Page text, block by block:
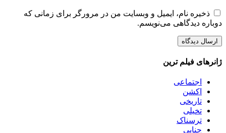
ذخیره نام، ایمیل و وبسایت من در مرورگر برای زمانی که
دوباره دیدگاهی می‌نویسم.
ژانرهای فیلم ترین
اجتماعی
اکشن
تاریخی
تخیلی
ترسناک
جنایی